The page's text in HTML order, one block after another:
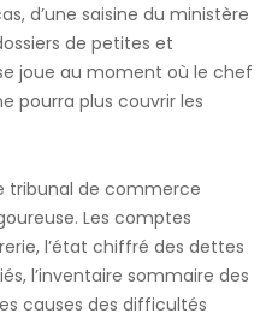
d’une saisine du ministère
de petites et
joue au moment où le chef
pourra plus couvrir les
tribunal de commerce
Les comptes
l’état chiffré des dettes
l’inventaire sommaire des
causes des difficultés